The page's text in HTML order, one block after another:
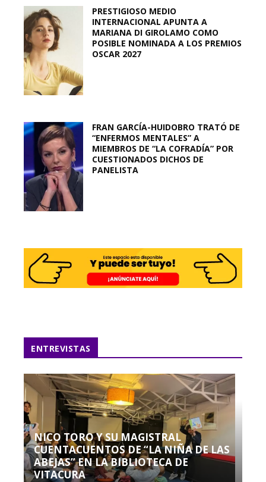
PRESTIGIOSO MEDIO
INTERNACIONAL APUNTA A
MARIANA DI GIROLAMO COMO
POSIBLE NOMINADA A LOS PREMIOS
OSCAR 2027
FRAN GARCÍA-HUIDOBRO TRATÓ DE
“ENFERMOS MENTALES” A
MIEMBROS DE “LA COFRADÍA” POR
CUESTIONADOS DICHOS DE
PANELISTA
ENTREVISTAS
NICO TORO Y SU MAGISTRAL
CUENTACUENTOS DE “LA NIÑA DE LAS
ABEJAS” EN LA BIBLIOTECA DE
VITACURA